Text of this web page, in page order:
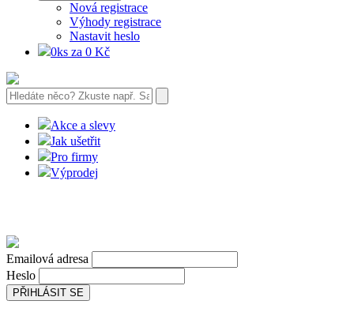
Nová registrace
Výhody registrace
Nastavit heslo
0ks za 0 Kč
Akce a slevy
Jak ušetřit
Pro firmy
Výprodej
Emailová adresa
Heslo
PŘIHLÁSIT SE